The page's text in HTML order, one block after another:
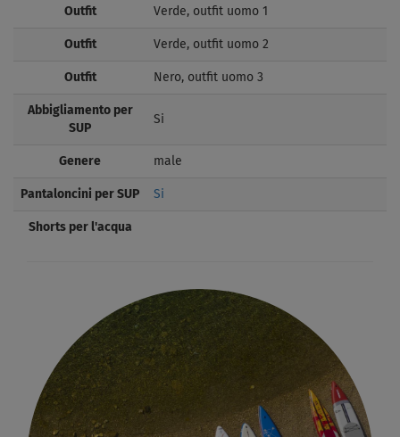
Outfit Verde, outfit uomo 1
Outfit Verde, outfit uomo 2
Outfit Nero, outfit uomo 3
Abbigliamento per
SUP
Si
Genere male
Pantaloncini per SUP Si
Shorts per l'acqua